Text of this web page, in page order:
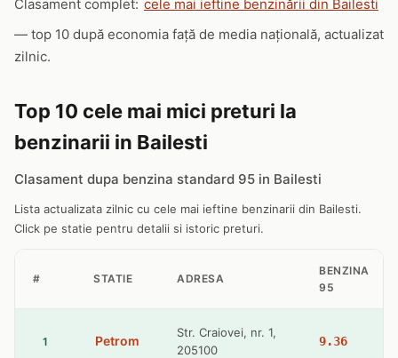
Clasament complet: cele mai ieftine benzinării din Bailesti
— top 10 după economia față de media națională, actualizat
zilnic.
Top 10 cele mai mici preturi la
benzinarii in Bailesti
Clasament dupa benzina standard 95 in Bailesti
Lista actualizata zilnic cu cele mai ieftine benzinarii din Bailesti.
Click pe statie pentru detalii si istoric preturi.
# STATIE ADRESA
BENZINA
95
1 Petrom
Str. Craiovei, nr. 1,
205100
9.36